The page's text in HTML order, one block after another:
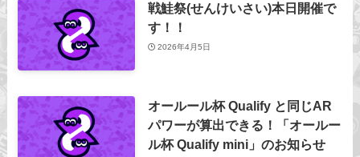
戦鮭祭(せんけいさい)本日開催で
す！！
2026年4月5日
オールール杯 Qualify と同じAR
パワーが算出できる！「オールー
ル杯 Qualify mini」のお知らせ